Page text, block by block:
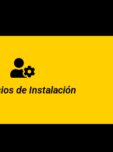
de Instalación